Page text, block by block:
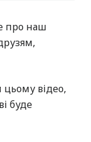
про наш
відео,
буде